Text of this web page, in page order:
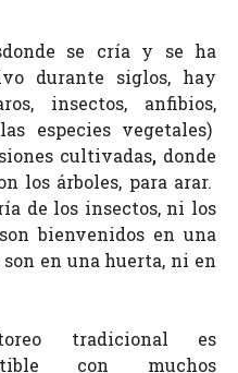
donde se cría y se ha
durante siglos, hay
insectos, anfibios,
especies vegetales)
cultivadas, donde
los árboles, para arar.
de los insectos, ni los
bienvenidos en una
en una huerta, ni en
tradicional es
con muchos